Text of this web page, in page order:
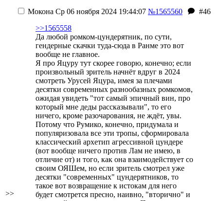
>>
Мокона Ср 06 ноября 2024 19:44:07 №1565560
#46
>>1565558
Да любой ромком-цундерятник, по сути,
гендерные скачки туда-сюда в Ранме это вот
вообще не главное.
Я про Яцуру тут скорее говорю, конечно; если
произвольный зритель начнёт вдруг в 2024
смотреть Урусей Яцура, имея за плечами
десятки современных разнообазных ромкомов,
ожидая увидеть "тот самый эпичный вин, про
который мне деды рассказывали", то его
ничего, кроме разочарования, не ждёт, увы.
Потому что Румико, конечно, придумала и
популяризовала все эти тропы, сформировала
классический архетип агрессивной цундере
(вот вообще ничего против Лам не имею, в
отличие от) и того, как она взаимодействует со
своим ОЯШем, но если зритель смотрел уже
десятки "современных" цундерятников, то
такое вот возвращение к истокам для него
будет смотрется пресно, наивно, "вторично" и